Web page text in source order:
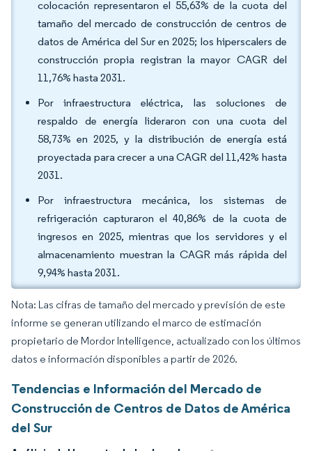
colocación representaron el 55,63% de la cuota del
tamaño del mercado de construcción de centros de
datos de América del Sur en 2025; los hiperscalers de
construcción propia registran la mayor CAGR del
11,76% hasta 2031.
Por infraestructura eléctrica, las soluciones de
respaldo de energía lideraron con una cuota del
58,73% en 2025, y la distribución de energía está
proyectada para crecer a una CAGR del 11,42% hasta
2031.
Por infraestructura mecánica, los sistemas de
refrigeración capturaron el 40,86% de la cuota de
ingresos en 2025, mientras que los servidores y el
almacenamiento muestran la CAGR más rápida del
9,94% hasta 2031.
Nota: Las cifras de tamaño del mercado y previsión de este
informe se generan utilizando el marco de estimación
propietario de Mordor Intelligence, actualizado con los últimos
datos e información disponibles a partir de 2026.
Tendencias e Información del Mercado de
Construcción de Centros de Datos de América
del Sur